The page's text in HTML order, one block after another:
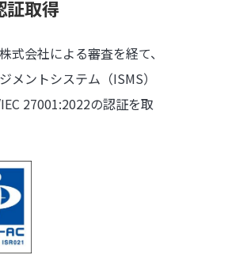
取得
式会社による審査を経て、
メントシステム（ISMS）
27001:2022の認証を取